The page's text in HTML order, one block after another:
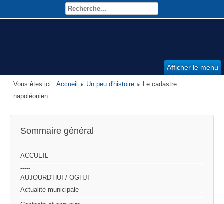
Afficher le menu
Vous êtes ici : Accueil Un peu d'histoire
Le cadastre
napoléonien
Sommaire général
ACCUEIL
-----
AUJOURD'HUI / OGHJI
Actualité municipale